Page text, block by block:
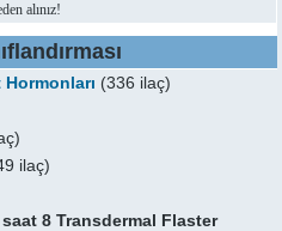
alınız!
(336 ilaç)
ilaç)
8 Transdermal Flaster